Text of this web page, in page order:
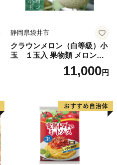
静岡県袋井市
クラウンメロン（白等級）小
玉 １玉入 果物類 メロン青
11,000円